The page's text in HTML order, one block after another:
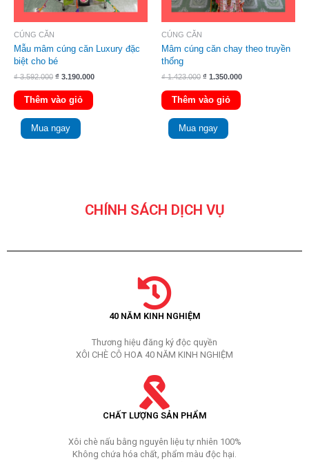
CÚNG CĂN
Mẫu mâm cúng căn Luxury đặc
biệt cho bé
₫3.592.000 ₫ 3.190.000
Thêm vào giỏ
Mua ngay
CÚNG CĂN
Mâm cúng căn chay theo truyền
thống
₫1.423.000 ₫ 1.350.000
Thêm vào giỏ
Mua ngay
CHÍNH SÁCH DỊCH VỤ
40 NĂM KINH NGHIỆM
Thương hiệu đăng ký độc quyền
XÔI CHÈ CÔ HOA 40 NĂM KINH NGHIỆM
CHẤT LƯỢNG SẢN PHẨM
Xôi chè nấu bằng nguyên liệu tự nhiên 100%
Không chứa hóa chất, phẩm màu độc hại.